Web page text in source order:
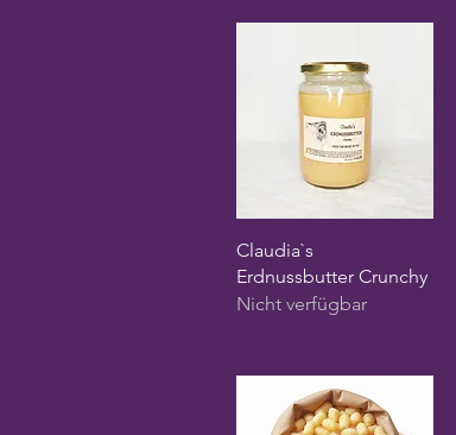
Schnellansicht
Claudia`s
Erdnussbutter Crunchy
Nicht verfügbar